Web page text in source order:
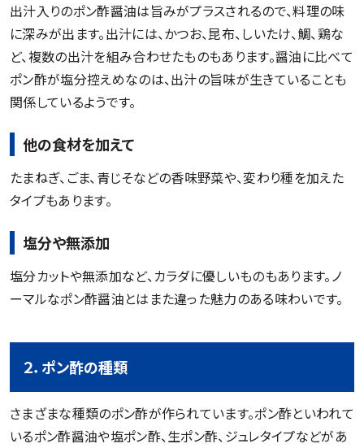
出汁入りのポン酢醤油は旨みがプラスされるので、料理の味
に深みが出ます。出汁には、かつお、昆布、しいたけ、鯛、鶏な
ど、複数の出汁を組み合わせたものもあります。醤油に比べて
ポン酢が塩分控えめなのは、出汁の旨味が生きていることも
関係しているようです。
他の食材を加えて
たまねぎ、ごま、青じそなどの香味野菜や、変わり種を加えた
タイプもあります。
塩分や無添加
塩分カットや無添加など、カラダに優しいものもあります。ノ
ーマルなポン酢醤油とはまた違った魅力のある味わいです。
２．ポン酢の種類
さまざまな種類のポン酢が作られています。ポン酢といわれて
いるポン酢醤油や塩ポン酢、生ポン酢、ジュレタイプなどがあ